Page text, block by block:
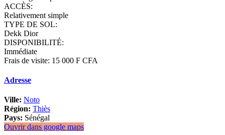
ACCÈS:
Relativement simple
TYPE DE SOL:
Dekk Dior
DISPONIBILITÉ:
Immédiate
Frais de visite: 15 000 F CFA
Adresse
Ville: Noto
Région: Thiès
Pays: Sénégal
Ouvrir dans google maps